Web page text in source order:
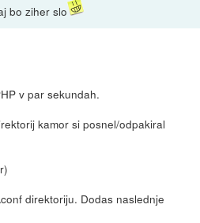
bo ziher slo
v par sekundah.
kamor si posnel/odpakiral
direktoriju. Dodas naslednje